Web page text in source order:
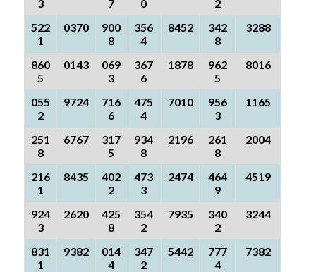
3
7
0
2
522
1
0370
900
8
356
4
8452
342
8
3288
860
5
0143
069
3
367
6
1878
962
5
8016
055
2
9724
716
6
475
4
7010
956
3
1165
251
8
6767
317
5
934
8
2196
261
8
2004
216
1
8435
402
2
473
3
2474
464
9
4519
924
3
2620
425
8
354
2
7935
340
2
3244
831
1
9382
014
4
347
2
5442
777
4
7382